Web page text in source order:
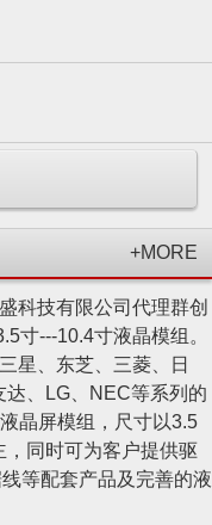
+MORE
科技有限公司代理群创
寸---10.4寸液晶模组。
星、东芝、三菱、日
达、LG、NEC等系列的
晶屏模组，尺寸以3.5
，同时可为客户提供驱
等配套产品及完善的液